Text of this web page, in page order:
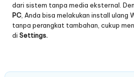
dari sistem tanpa media eksternal.
PC, Anda bisa melakukan install ulang
tanpa perangkat tambahan, cukup
di Settings.